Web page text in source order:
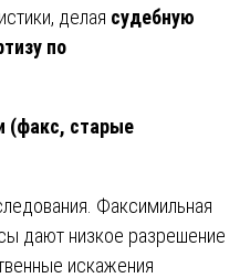
делая судебную
по
(факс, старые
Факсимильная
дают низкое разрешение
искажения